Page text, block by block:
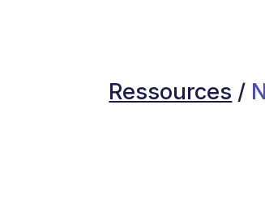
Ressources /